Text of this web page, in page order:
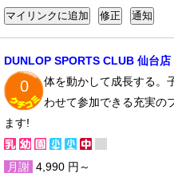
DUNLOP SPORTS CLUB 仙台店
0
体を動かして成長する。
わせて参加できる充実の
ます!
月謝 4,990 円～